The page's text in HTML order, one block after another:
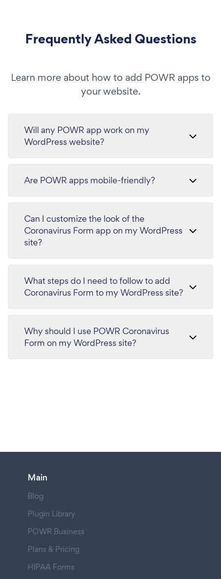
Frequently Asked Questions
Learn more about how to add POWR apps to
your website.
Will any POWR app work on my
WordPress website?
Are POWR apps mobile-friendly?
Can I customize the look of the
Coronavirus Form app on my WordPress
site?
What steps do I need to follow to add
Coronavirus Form to my WordPress site?
Why should I use POWR Coronavirus
Form on my WordPress site?
Main
Blog
Plugin Library
POWR Business
Plans & Pricing
HIPAA Forms